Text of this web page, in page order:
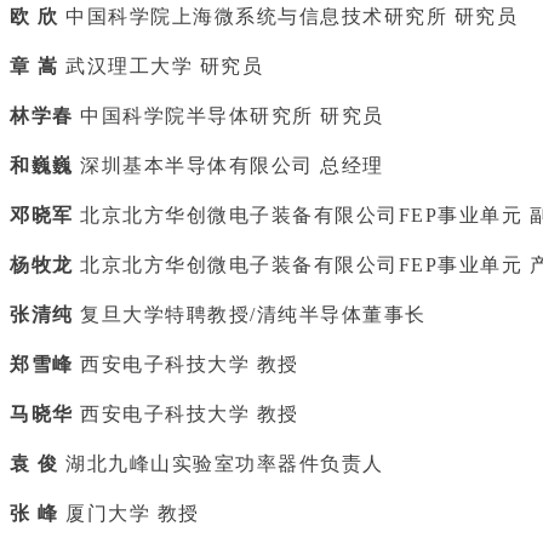
欧 欣 中国科学院上海微系统与信息技术研究所 研究员
章 嵩 武汉理工大学 研究员
林学春 中国科学院半导体研究所 研究员
和巍巍 深圳基本半导体有限公司 总经理
邓晓军 北京北方华创微电子装备有限公司FEP事业单元
杨牧龙 北京北方华创微电子装备有限公司FEP事业单元
张清纯 复旦大学特聘教授/清纯半导体董事长
郑雪峰 西安电子科技大学 教授
马晓华 西安电子科技大学 教授
袁 俊 湖北九峰山实验室功率器件负责人
张 峰 厦门大学 教授